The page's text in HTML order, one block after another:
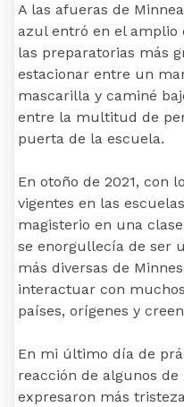
A las afueras de
azul entró en el amplio
las preparatorias más
estacionar entre un
mascarilla y caminé
entre la multitud de
puerta de la escuela.
En otoño de 2021, con
vigentes en las
magisterio en una
se enorgullecía de ser
más diversas de
interactuar con
países, orígenes y
En mi último día de
reacción de algunos
expresaron más